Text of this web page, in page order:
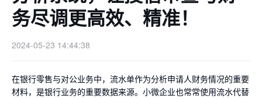
务尽调更高效、精准！
2024-05-23 14:44:38
在银行零售与对公业务中，流水单作为分析申请人财务情况的重要
材料，是银行业务的重要数据来源。小微企业也常常使用流水代替